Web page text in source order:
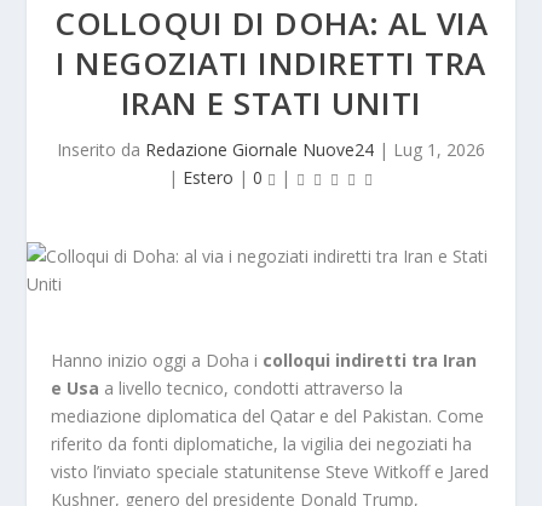
COLLOQUI DI DOHA: AL VIA
I NEGOZIATI INDIRETTI TRA
IRAN E STATI UNITI
Inserito da Redazione Giornale Nuove24 | Lug 1, 2026
| Estero | 0 |
Hanno inizio oggi a Doha i colloqui indiretti tra Iran
e Usa a livello tecnico, condotti attraverso la
mediazione diplomatica del Qatar e del Pakistan. Come
riferito da fonti diplomatiche, la vigilia dei negoziati ha
visto l’inviato speciale statunitense Steve Witkoff e Jared
Kushner, genero del presidente Donald Trump,